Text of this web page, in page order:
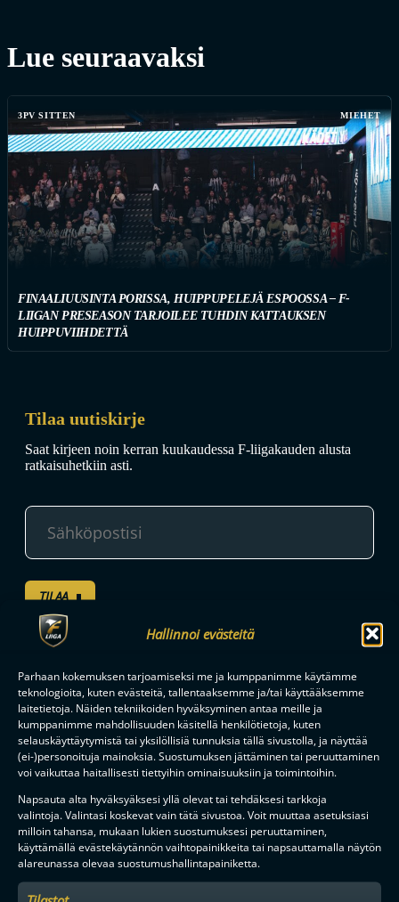
Hallinnoi evästeitä
Parhaan kokemuksen tarjoamiseksi me ja kumppanimme käytämme
teknologioita, kuten evästeitä, tallentaaksemme ja/tai käyttääksemme
laitetietoja. Näiden tekniikoiden hyväksyminen antaa meille ja
kumppanimme mahdollisuuden käsitellä henkilötietoja, kuten
selauskäyttäytymistä tai yksilöllisiä tunnuksia tällä sivustolla, ja näyttää
(ei-)personoituja mainoksia. Suostumuksen jättäminen tai peruuttaminen
voi vaikuttaa haitallisesti tiettyihin ominaisuuksiin ja toimintoihin.
Napsauta alta hyväksyäksesi yllä olevat tai tehdäksesi tarkkoja
valintoja. Valintasi koskevat vain tätä sivustoa. Voit muuttaa asetuksiasi
milloin tahansa, mukaan lukien suostumuksesi peruuttaminen,
käyttämällä evästekäytännön vaihtopainikkeita tai napsauttamalla näytön
alareunassa olevaa suostumushallintapainiketta.
Lue seuraavaksi
3PV SITTEN MIEHET
FINAALIUUSINTA PORISSA, HUIPPUPELEJÄ ESPOOSSA – F-
LIIGAN PRESEASON TARJOILEE TUHDIN KATTAUKSEN
HUIPPUVIIHDETTÄ
Tilaa uutiskirje
Saat kirjeen noin kerran kuukaudessa F-liigakauden alusta
ratkaisuhetkiin asti.
TILAA